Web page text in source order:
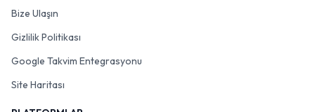
Bize Ulaşın
Gizlilik Politikası
Google Takvim Entegrasyonu
Site Haritası